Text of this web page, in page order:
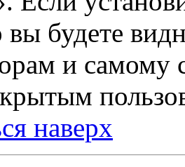
вы будете
и самому
наверх